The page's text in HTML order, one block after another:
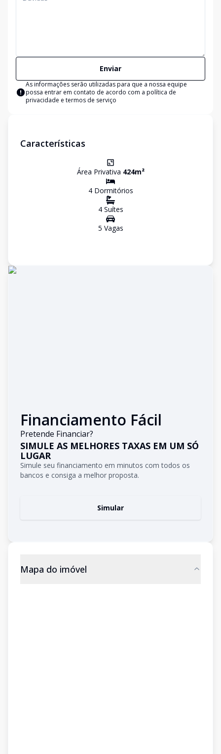
Enviar
As informações serão utilizadas para que a nossa equipe
possa entrar em contato de acordo com a política de
privacidade e termos de serviço
Características
Área Privativa 424m²
4Dormitórios
4Suítes
5 Vagas
Financiamento Fácil
Pretende Financiar?
SIMULE AS MELHORES TAXAS EM UM SÓ
LUGAR
Simule seu financiamento em minutos com todos os
bancos e consiga a melhor proposta.
Simular
Mapa do imóvel